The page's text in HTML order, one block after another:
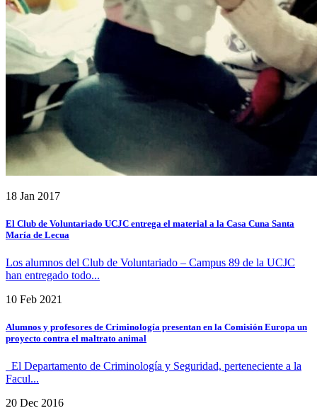
18 Jan 2017
El Club de Voluntariado UCJC entrega el material a la Casa Cuna Santa
María de Lecua
Los alumnos del Club de Voluntariado – Campus 89 de la UCJC
han entregado todo...
10 Feb 2021
Alumnos y profesores de Criminología presentan en la Comisión Europa un
proyecto contra el maltrato animal
El Departamento de Criminología y Seguridad, perteneciente a la
Facul...
20 Dec 2016